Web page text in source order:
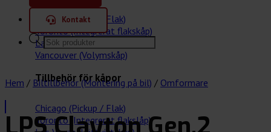
Chicago (Pickup / Flak)
Toronto (Integrerat flakskåp)
Las Vegas (Lättviktskåp)
Vancouver (Volymskåp)
Tillbehör för kåpor
Chicago (Pickup / Flak)
Toronto (Integrerat flakslåp)
Kontakt
Products
search
Hem / Biltillbehör (Montering på bil) / Omformare